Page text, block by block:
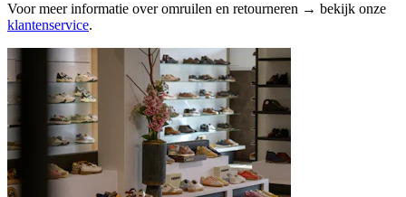
Voor meer informatie over omruilen en retourneren → bekijk onze
klantenservice.